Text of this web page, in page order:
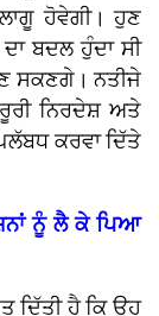
ਹੋਵੇਗੀ। ਹੁਣ
ਬਦਲ ਹੁੰਦਾ ਸੀ
ਸਕਣਗੇ। ਨਤੀਜੇ
ਨਿਰਦੇਸ਼ ਅਤੇ
ਕਰਵਾ ਦਿੱਤੇ
ਨੂੰ ਲੈ ਕੇ ਪਿਆ
ਦਿੱਤੀ ਹੈ ਕਿ ਉਹ